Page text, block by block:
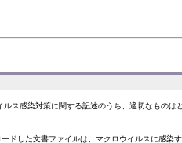
ルス感染対策に関する記述のうち、適切なもの
ドした文書ファイルは、マクロウイルスに感染